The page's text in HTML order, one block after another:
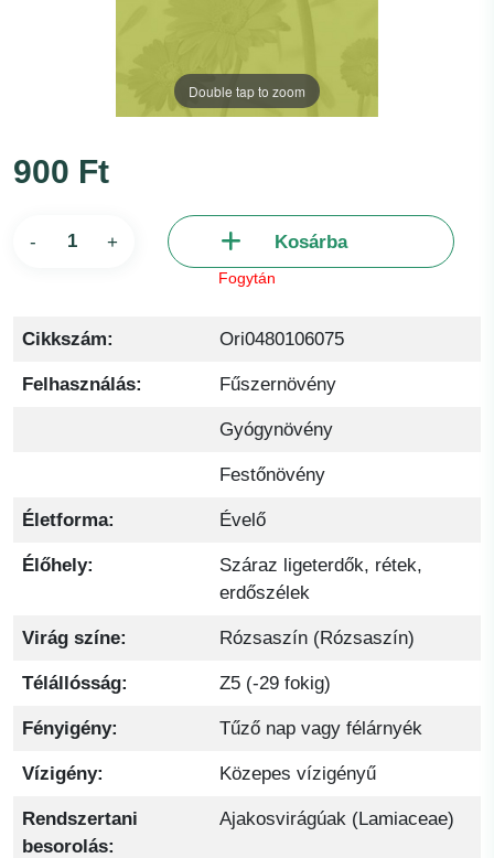
Double tap to zoom
900 Ft
- + Kosárba
Fogytán
Cikkszám: Ori0480106075
Felhasználás: Fűszernövény
Gyógynövény
Festőnövény
Életforma: Évelő
Élőhely:
Száraz ligeterdők, rétek,
erdőszélek
Virág színe: Rózsaszín (Rózsaszín)
Télállósság: Z5 (-29 fokig)
Fényigény: Tűző nap vagy félárnyék
Vízigény: Közepes vízigényű
Rendszertani
besorolás:
Ajakosvirágúak (Lamiaceae)